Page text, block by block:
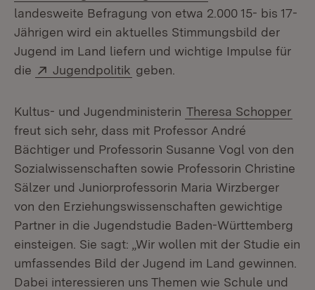
landesweite Befragung von etwa 2.000 15- bis 17-
Jährigen wird ein aktuelles Stimmungsbild der
Jugend im Land liefern und wichtige Impulse für
die
Extern:
Jugendpolitik (Öffnet in neuem Fenster)
geben.
Kultus- und Jugendministerin Theresa Schopper
freut sich sehr, dass mit Professor André
Bächtiger und Professorin Susanne Vogl von den
Sozialwissenschaften sowie Professorin Christine
Sälzer und Juniorprofessorin Maria Wirzberger
von den Erziehungswissenschaften gewichtige
Partner in die Jugendstudie Baden-Württemberg
einsteigen. Sie sagt: „Wir wollen mit der Studie ein
umfassendes Bild der Jugend im Land gewinnen.
Dabei interessieren uns Themen wie Schule und